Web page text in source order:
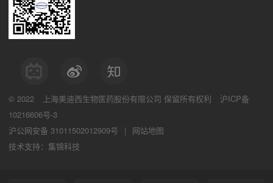
© 2022 上海美迪西生物医药股份有限公司 保留所有权利
沪ICP备
10216606号-3
沪公网安备 31011502012909号
|
网站地图
技术支持：集锦科技